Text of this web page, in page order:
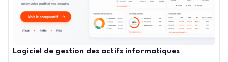
Logiciel de gestion des actifs informatiques